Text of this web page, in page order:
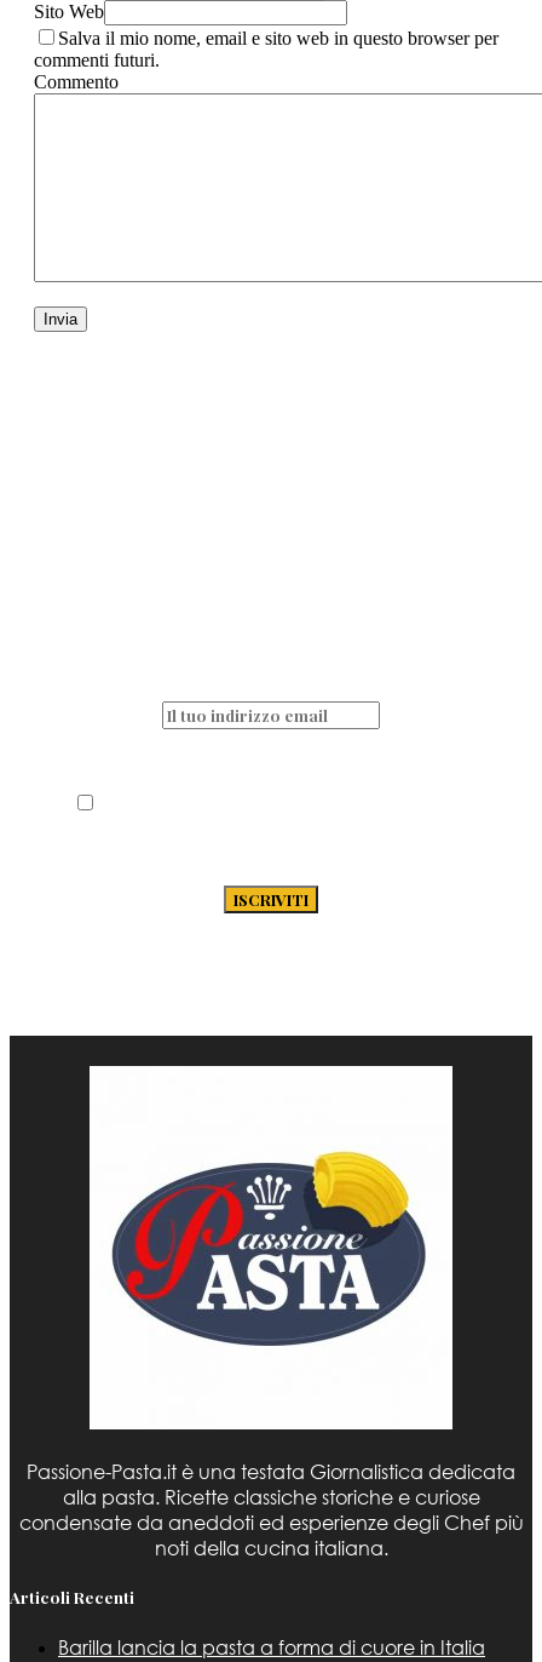
Sito Web
Salva il mio nome, email e sito web in questo browser per
commenti futuri.
Commento
Passione-Pasta.it è una testata Giornalistica dedicata
alla pasta. Ricette classiche storiche e curiose
condensate da aneddoti ed esperienze degli Chef più
noti della cucina italiana.
Articoli Recenti
Barilla lancia la pasta a forma di cuore in Italia